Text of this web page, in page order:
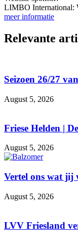
LIMBO International:
meer informatie
Relevante
Seizoen 26/27
August 5, 2026
Friese Helden |
August 5, 2026
Vertel ons wat jij
August 5, 2026
LVV Friesland